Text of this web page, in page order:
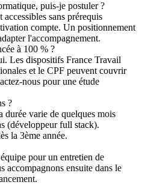
puis-je postuler ?
sans prérequis
compte. Un positionnement
l'accompagnement.
à 100 % ?
Les dispositifs France Travail
et le CPF peuvent couvrir
nous pour une étude
?
durée varie de quelques mois
(développeur full stack).
la 3ème année.
pour un entretien de
accompagnons ensuite dans le